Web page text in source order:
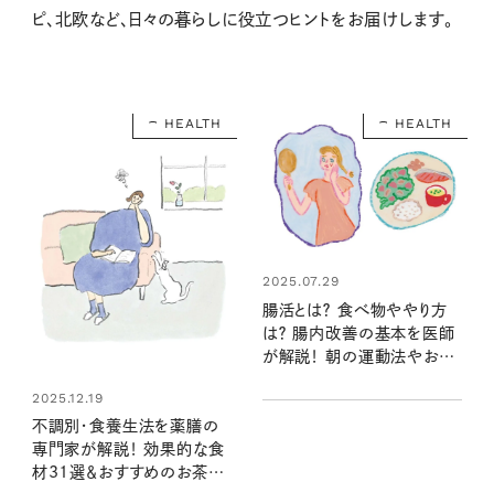
ピ、北欧など、日々の暮らしに役立つヒントをお届けします。
HEALTH
2025.12.19
不調別・食養生法を薬膳の
専門家が解説！ 効果的な食
材31選＆おすすめのお茶や
HEALTH
2025.07.29
腸活とは？ 食べ物ややり方
は？ 腸内改善の基本を医師
が解説！ 朝の運動法やおす
き】